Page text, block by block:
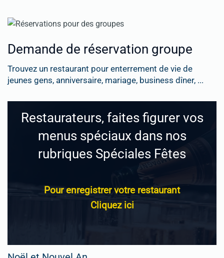
Demande de réservation groupe
Trouvez un restaurant pour enterrement de vie de
jeunes gens, anniversaire, mariage, business dîner, ...
Restaurateurs, faites figurer vos
menus spéciaux dans nos
rubriques Spéciales Fêtes
Pour enregistrer votre restaurant
Cliquez ici